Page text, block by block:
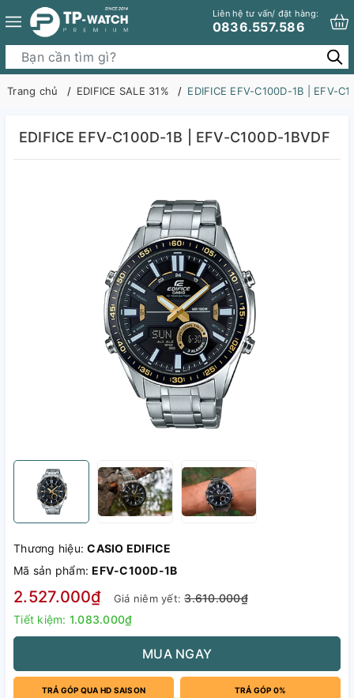
Liên hệ tư vấn/ đặt hàng:
0836.557.586
Trang chủ EDIFICE SALE 31% EDIFICE EFV-C100D-1B | EFV-
EDIFICE EFV-C100D-1B | EFV-C100D-1BVDF
Thương hiệu:CASIO EDIFICE
Mã sản phẩm:EFV-C100D-1B
2.527.000₫ Giá niêm yết:3.610.000₫
Tiết kiệm: 1.083.000₫
MUA NGAY
TRẢ GÓP QUA HD SAISON TRẢ GÓP 0%